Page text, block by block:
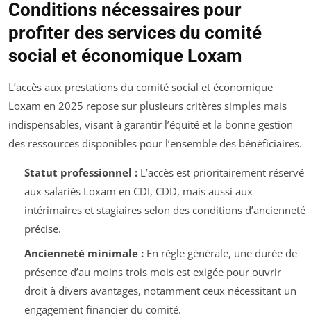
Conditions nécessaires pour
profiter des services du comité
social et économique Loxam
L’accès aux prestations du comité social et économique
Loxam en 2025 repose sur plusieurs critères simples mais
indispensables, visant à garantir l’équité et la bonne gestion
des ressources disponibles pour l’ensemble des bénéficiaires.
Statut professionnel :L’accès est prioritairement réservé
aux salariés Loxam en CDI, CDD, mais aussi aux
intérimaires et stagiaires selon des conditions d’ancienneté
précise.
Ancienneté minimale :En règle générale, une durée de
présence d’au moins trois mois est exigée pour ouvrir
droit à divers avantages, notamment ceux nécessitant un
engagement financier du comité.